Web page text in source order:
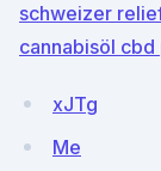
schweizer
cannabisöl cbd
xJTg
Me